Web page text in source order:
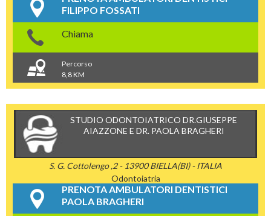
FILIPPO FOSSATI
Chiama
Percorso
8,8 KM
STUDIO ODONTOIATRICO DR.GIUSEPPE
AIAZZONE E DR. PAOLA BRAGHERI
S. G. Cottolengo ,2 - 13900 BIELLA(BI) - ITALIA
Odontoiatria
PRENOTA AMBULATORI DENTISTICI
PAOLA BRAGHERI